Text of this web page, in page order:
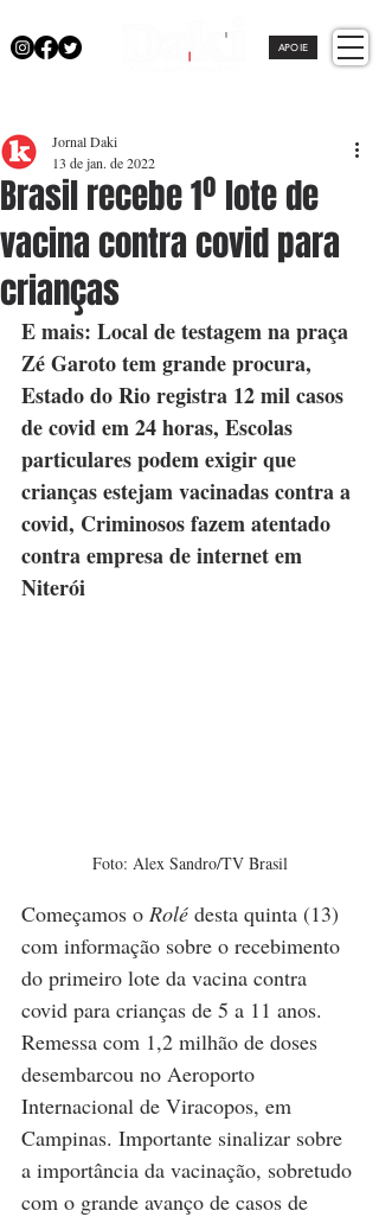
APOIE
Brasil recebe 1º lote de
vacina contra covid para
crianças
Jornal Daki
13 de jan. de 2022
E mais: Local de testagem na praça
Zé Garoto tem grande procura,
Estado do Rio registra 12 mil casos
de covid em 24 horas, Escolas
particulares podem exigir que
crianças estejam vacinadas contra a
covid, Criminosos fazem atentado
contra empresa de internet em
Niterói
Foto: Alex Sandro/TV Brasil
Começamos o Rolé desta quinta (13)
com informação sobre o recebimento
do primeiro lote da vacina contra
covid para crianças de 5 a 11 anos.
Remessa com 1,2 milhão de doses
desembarcou no Aeroporto
Internacional de Viracopos, em
Campinas. Importante sinalizar sobre
a importância da vacinação, sobretudo
com o grande avanço de casos de